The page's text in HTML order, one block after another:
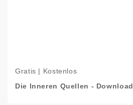
Gratis | Kostenlos
Die Inneren Quellen - Download